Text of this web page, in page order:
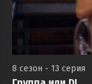
8 сезон - 13 серия